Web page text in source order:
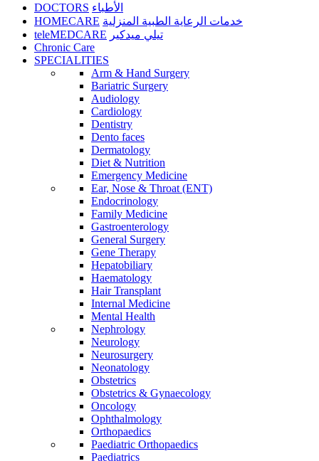
DOCTORS الأطباء
HOMECARE خدمات الرعاية الطبية المنزلية
teleMEDCARE تيلي ميدكير
Chronic Care
SPECIALITIES
Arm & Hand Surgery
Bariatric Surgery
Audiology
Cardiology
Dentistry
Dento faces
Dermatology
Diet & Nutrition
Emergency Medicine
Ear, Nose & Throat (ENT)
Endocrinology
Family Medicine
Gastroenterology
General Surgery
Gene Therapy
Hepatobiliary
Haematology
Hair Transplant
Internal Medicine
Mental Health
Nephrology
Neurology
Neurosurgery
Neonatology
Obstetrics
Obstetrics & Gynaecology
Oncology
Ophthalmology
Orthopaedics
Paediatric Orthopaedics
Paediatrics